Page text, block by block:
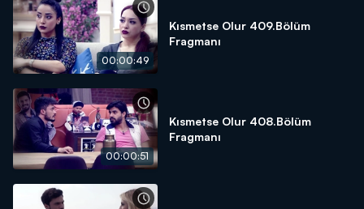
00:00:49
Kısmetse Olur 409.Bölüm
Fragmanı
00:00:51
Kısmetse Olur 408.Bölüm
Fragmanı